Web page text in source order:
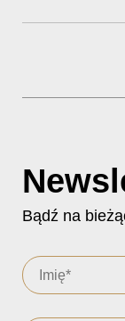
Bądź na